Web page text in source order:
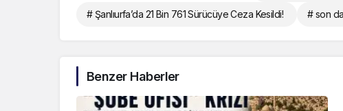
# Şanlıurfa’da 21 Bin 761 Sürücüye Ceza Kesildi! # son
Benzer Haberler